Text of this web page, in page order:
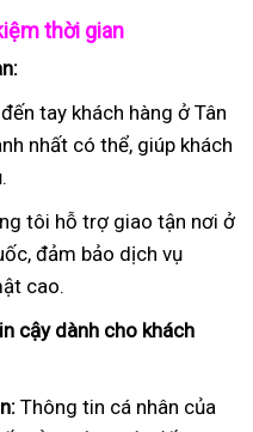
thời gian
tay khách hàng ở Tân
nhất có thể, giúp khách
tôi hỗ trợ giao tận nơi ở
đảm bảo dịch vụ
cao.
cậy dành cho khách
Thông tin cá nhân của